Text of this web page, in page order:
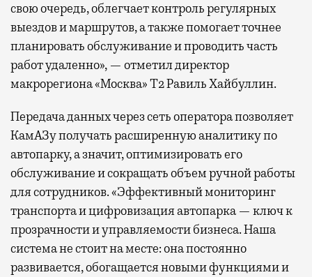
свою очередь, облегчает контроль регулярных
выездов и маршрутов, а также помогает точнее
планировать обслуживание и проводить часть
работ удаленно», — отметил директор
макрорегиона «Москва» Т2 Равиль Хайбуллин.
Передача данных через сеть оператора позволяет
КамАЗу получать расширенную аналитику по
автопарку, а значит, оптимизировать его
обслуживание и сокращать объем ручной работы
для сотрудников. «Эффективный мониторинг
транспорта и цифровизация автопарка — ключ к
прозрачности и управляемости бизнеса. Наша
система не стоит на месте: она постоянно
развивается, обогащается новыми функциями и